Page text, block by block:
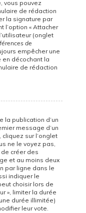
vous pouvez
de rédaction
la signature par
l’option « Attacher
(onglet
de
empêcher une
en décochant la
de rédaction
la publication d’un
message d’un
sur l’onglet
ne le voyez pas,
créer des
et au moins deux
par ligne dans le
indiquer le
choisir lors de
», limiter la durée
durée illimitée)
leur vote.